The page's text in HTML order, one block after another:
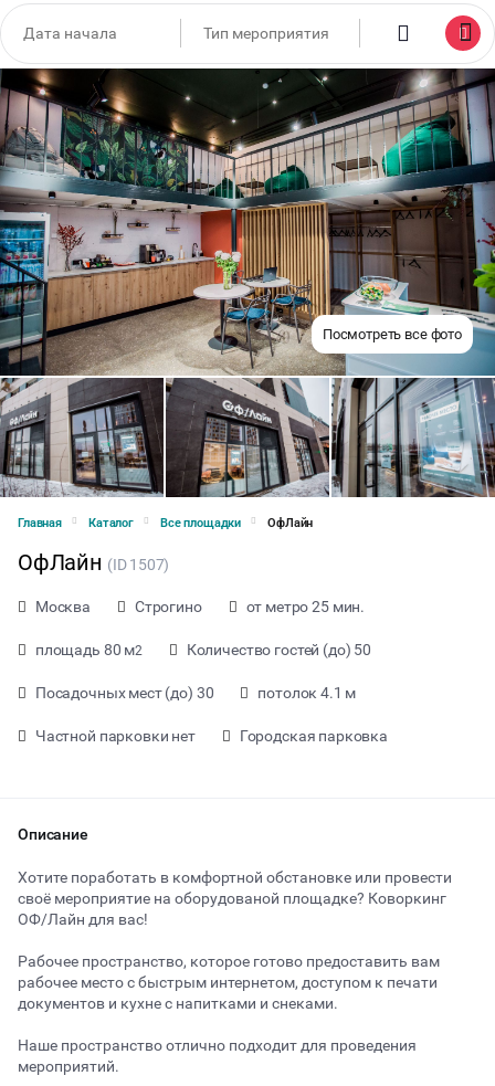
Посмотреть все фото
Главная Каталог Все площадки ОфЛайн
ОфЛайн (ID 1507)
Москва Строгино от метро 25 мин.
площадь 80 м2 Количество гостей (до) 50
Посадочных мест (до) 30 потолок 4.1 м
Частной парковки нет Городская парковка
Описание
Хотите поработать в комфортной обстановке или провести
своё мероприятие на оборудованой площадке? Коворкинг
ОФ/Лайн для вас!
Рабочее пространство, которое готово предоставить вам
рабочее место с быстрым интернетом, доступом к печати
документов и кухне с напитками и снеками.
Наше пространство отлично подходит для проведения
мероприятий.
от 200 ₽ за час
Тип мероприятия
ВЕЧЕРИНКИ
Начало